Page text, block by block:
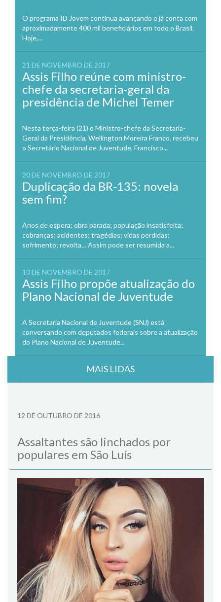
O programa ID Jovem continua avançando e já conta com
aproximadamente 400 mil beneficiários em todo o Brasil.
Hoje,...
21 DE NOVEMBRO DE 2017
Assis Filho reúne com ministro-
chefe da secretaria-geral da
presidência de Michel Temer
Nesta terça-feira (21) o Ministro-chefe da Secretaria-
Geral da Presidência, Wellington Moreira Franco, recebeu
o Secretário Nacional de Juventude, Francisco...
20 DE NOVEMBRO DE 2017
Duplicação da BR-135: novela
sem fim?
Anos de espera; obra parada; população insatisfeita;
cobranças; acidentes; tragédias; vidas perdidas;
sofrimento; revolta… Assim pode ser resumida a...
10 DE NOVEMBRO DE 2017
Assis Filho propõe atualização do
Plano Nacional de Juventude
A Secretaria Nacional de Juventude (SNJ) está
conversando com deputados federais sobre a atualização
do Plano Nacional de Juventude...
MAIS LIDAS
12 DE OUTUBRO DE 2016
Assaltantes são linchados por
populares em São Luís